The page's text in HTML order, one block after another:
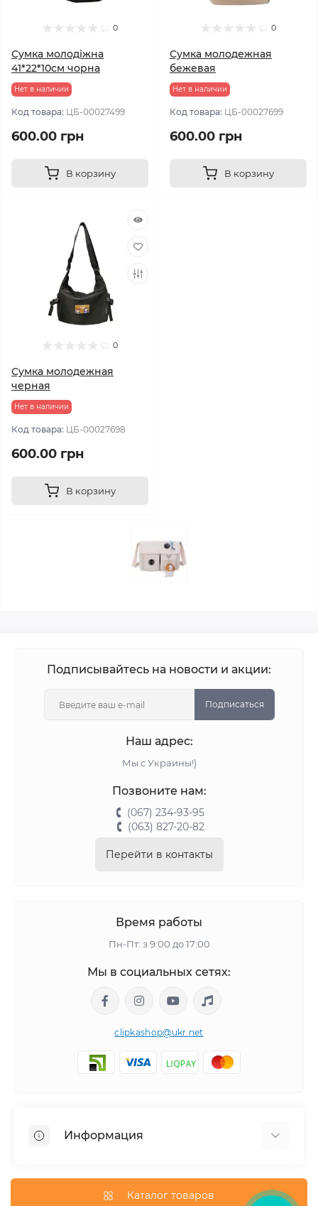
0
Сумка молодіжна
41*22*10см чорна
Нет в наличии
Код товара: ЦБ-00027499
600.00 грн
В корзину
0
Сумка молодежная
бежевая
Нет в наличии
Код товара: ЦБ-00027699
600.00 грн
В корзину
0
Сумка молодежная
черная
Нет в наличии
Код товара: ЦБ-00027698
600.00 грн
В корзину
Подписывайтесь на новости и акции:
Подписаться
Наш адрес:
Мы с Украины!)
Позвоните нам:
(067) 234-93-95
(063) 827-20-82
Перейти в контакты
Время работы
Пн-Пт: з 9:00 до 17:00
Мы в социальных сетях:
clipkashop@ukr.net
Информация
Каталог товаров